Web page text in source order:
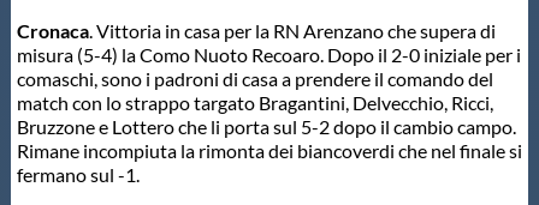
Cronaca. Vittoria in casa per la RN Arenzano che supera di
misura (5-4) la Como Nuoto Recoaro. Dopo il 2-0 iniziale per i
comaschi, sono i padroni di casa a prendere il comando del
match con lo strappo targato Bragantini, Delvecchio, Ricci,
Bruzzone e Lottero che li porta sul 5-2 dopo il cambio campo.
Rimane incompiuta la rimonta dei biancoverdi che nel finale si
fermano sul -1.